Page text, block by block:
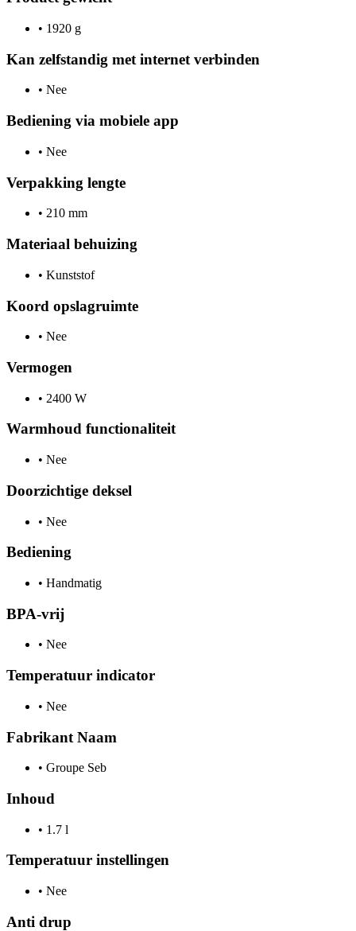
• 1920 g
Kan zelfstandig met internet verbinden
• Nee
Bediening via mobiele app
• Nee
Verpakking lengte
• 210 mm
Materiaal behuizing
• Kunststof
Koord opslagruimte
• Nee
Vermogen
• 2400 W
Warmhoud functionaliteit
• Nee
Doorzichtige deksel
• Nee
Bediening
• Handmatig
BPA-vrij
• Nee
Temperatuur indicator
• Nee
Fabrikant Naam
• Groupe Seb
Inhoud
• 1.7 l
Temperatuur instellingen
• Nee
Anti drup